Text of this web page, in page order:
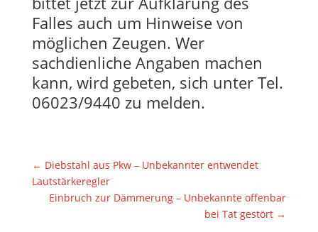
Falles auch um Hinweise von
möglichen Zeugen. Wer
sachdienliche Angaben machen
kann, wird gebeten, sich unter Tel.
06023/9440 zu melden.
← Diebstahl aus Pkw – Unbekannter entwendet
Lautstärkeregler
Einbruch zur Dämmerung – Unbekannte offenbar
bei Tat gestört →